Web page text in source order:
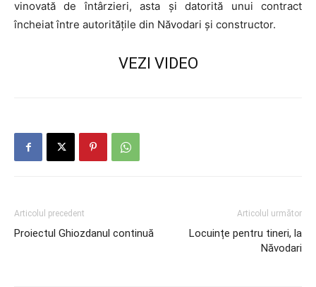
vinovată de întârzieri, asta și datorită unui contract
încheiat între autoritățile din Năvodari și constructor.
VEZI VIDEO
Articolul precedent
Proiectul Ghiozdanul continuă
Articolul următor
Locuințe pentru tineri, la
Năvodari